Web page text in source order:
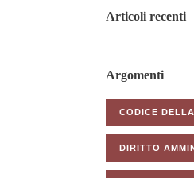
Articoli recenti
Argomenti
CODICE
DIRITTO